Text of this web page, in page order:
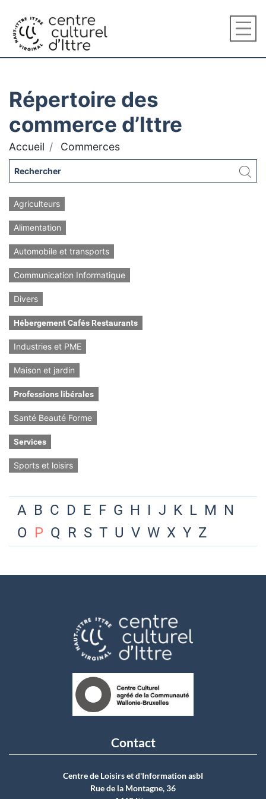
Répertoire des
commerce d’Ittre
Accueil Commerces
Agriculteurs
Alimentation
Automobile et transports
Communication Informatique
Divers
Hébergement Cafés Restaurants
Industries et PME
Maison et jardin
Professions libérales
Santé Beauté Forme
Services
Sports et loisirs
A B C D E F G H I J K L M N
O P Q R S T U V W X Y Z
Contact
Centre de Loisirs et d'Information asbI
Rue de la Montagne, 36